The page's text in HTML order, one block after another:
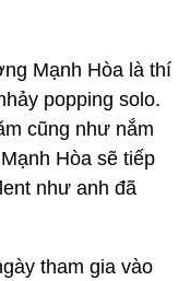
Mạnh Hòa là thí
popping solo.
cũng như nắm
Hòa sẽ tiếp
như anh đã
tham gia vào